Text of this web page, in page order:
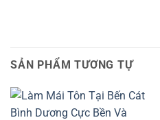
SẢN PHẨM TƯƠNG TỰ